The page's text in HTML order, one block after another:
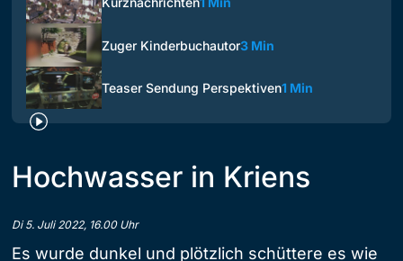
Zuger Kinderbuchautor3 Min
Teaser Sendung Perspektiven1 Min
Hochwasser in Kriens
Di 5. Juli 2022, 16.00 Uhr
Es wurde dunkel und plötzlich schüttere es wie